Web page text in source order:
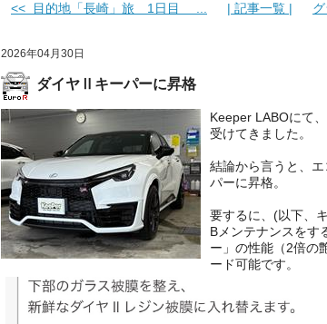
<< 目的地「長崎」旅 1日目 ... | 記事一覧 |
2026年04月30日
ダイヤⅡキーパーに昇格
Keeper LABOにて
受けてきました。
結論から言うと、
パーに昇格。
要するに、(以下、
Bメンテナンスをす
ー」の性能（2倍の
ード可能です。